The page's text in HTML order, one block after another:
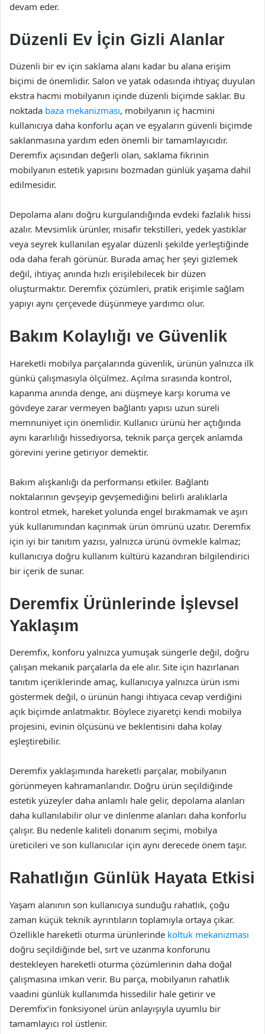
devam eder.
Düzenli Ev İçin Gizli Alanlar
Düzenli bir ev için saklama alanı kadar bu alana erişim
biçimi de önemlidir. Salon ve yatak odasında ihtiyaç duyulan
ekstra hacmi mobilyanın içinde düzenli biçimde saklar. Bu
noktada baza mekanizması, mobilyanın iç hacmini
kullanıcıya daha konforlu açan ve eşyaların güvenli biçimde
saklanmasına yardım eden önemli bir tamamlayıcıdır.
Deremfix açısından değerli olan, saklama fikrinin
mobilyanın estetik yapısını bozmadan günlük yaşama dahil
edilmesidir.
Depolama alanı doğru kurgulandığında evdeki fazlalık hissi
azalır. Mevsimlik ürünler, misafir tekstilleri, yedek yastıklar
veya seyrek kullanılan eşyalar düzenli şekilde yerleştiğinde
oda daha ferah görünür. Burada amaç her şeyi gizlemek
değil, ihtiyaç anında hızlı erişilebilecek bir düzen
oluşturmaktır. Deremfix çözümleri, pratik erişimle sağlam
yapıyı aynı çerçevede düşünmeye yardımcı olur.
Bakım Kolaylığı ve Güvenlik
Hareketli mobilya parçalarında güvenlik, ürünün yalnızca ilk
günkü çalışmasıyla ölçülmez. Açılma sırasında kontrol,
kapanma anında denge, ani düşmeye karşı koruma ve
gövdeye zarar vermeyen bağlantı yapısı uzun süreli
memnuniyet için önemlidir. Kullanıcı ürünü her açtığında
aynı kararlılığı hissediyorsa, teknik parça gerçek anlamda
görevini yerine getiriyor demektir.
Bakım alışkanlığı da performansı etkiler. Bağlantı
noktalarının gevşeyip gevşemediğini belirli aralıklarla
kontrol etmek, hareket yolunda engel bırakmamak ve aşırı
yük kullanımından kaçınmak ürün ömrünü uzatır. Deremfix
için iyi bir tanıtım yazısı, yalnızca ürünü övmekle kalmaz;
kullanıcıya doğru kullanım kültürü kazandıran bilgilendirici
bir içerik de sunar.
Deremfix Ürünlerinde İşlevsel
Yaklaşım
Deremfix, konforu yalnızca yumuşak süngerle değil, doğru
çalışan mekanik parçalarla da ele alır. Site için hazırlanan
tanıtım içeriklerinde amaç, kullanıcıya yalnızca ürün ismi
göstermek değil, o ürünün hangi ihtiyaca cevap verdiğini
açık biçimde anlatmaktır. Böylece ziyaretçi kendi mobilya
projesini, evinin ölçüsünü ve beklentisini daha kolay
eşleştirebilir.
Deremfix yaklaşımında hareketli parçalar, mobilyanın
görünmeyen kahramanlarıdır. Doğru ürün seçildiğinde
estetik yüzeyler daha anlamlı hale gelir, depolama alanları
daha kullanılabilir olur ve dinlenme alanları daha konforlu
çalışır. Bu nedenle kaliteli donanım seçimi, mobilya
üreticileri ve son kullanıcılar için aynı derecede önem taşır.
Rahatlığın Günlük Hayata Etkisi
Yaşam alanının son kullanıcıya sunduğu rahatlık, çoğu
zaman küçük teknik ayrıntıların toplamıyla ortaya çıkar.
Özellikle hareketli oturma ürünlerinde koltuk mekanizması
doğru seçildiğinde bel, sırt ve uzanma konforunu
destekleyen hareketli oturma çözümlerinin daha doğal
çalışmasına imkan verir. Bu parça, mobilyanın rahatlık
vaadini günlük kullanımda hissedilir hale getirir ve
Deremfix’in fonksiyonel ürün anlayışıyla uyumlu bir
tamamlayıcı rol üstlenir.